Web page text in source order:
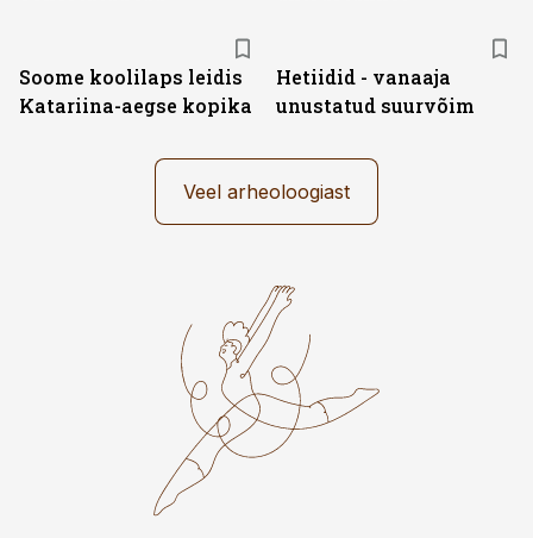
Soome koolilaps leidis
Katariina-aegse kopika
Hetiidid - vanaaja
unustatud suurvõim
Veel arheoloogiast